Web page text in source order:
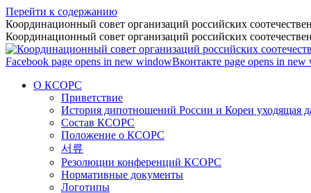
Перейти к содержанию
Координационный совет организаций российских
Координационный совет организаций российских
Facebook page opens in new windowВконтакте page opens in
О КСОРС
Приветствие
История дипотношений России и Кореи уходящая
Состав КСОРС
Положение о КСОРС
서류
Резолюции конференций КСОРС
Нормативные документы
Логотипы